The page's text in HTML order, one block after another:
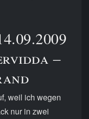
–
weil ich wegen
nur in zwei